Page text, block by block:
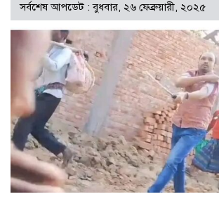
সর্বশেষ আপডেট : বুধবার, ২৬ ফেব্রুয়ারী, ২০২৫